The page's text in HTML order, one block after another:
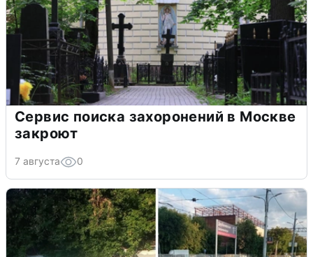
Сервис поиска захоронений в Москве
закроют
7 августа 0